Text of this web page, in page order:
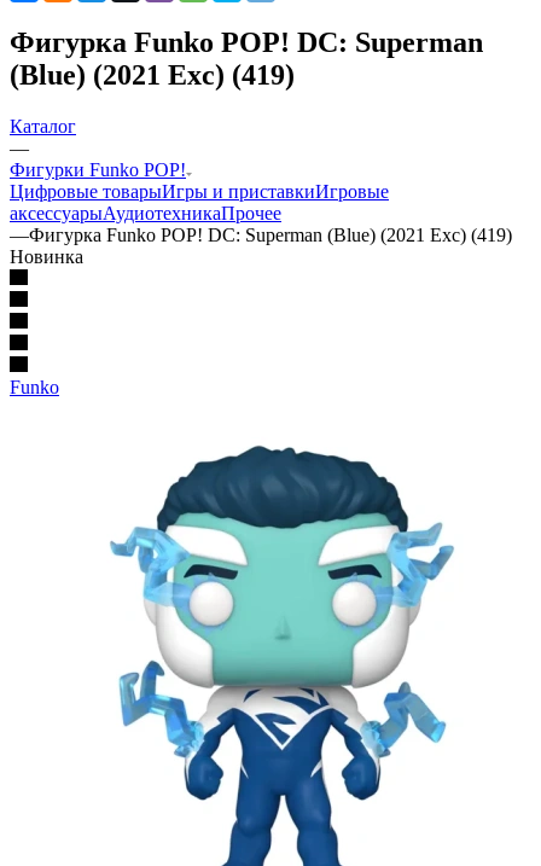
Фигурка Funko POP! DC: Superman
(Blue) (2021 Exc) (419)
Каталог
—
Фигурки Funko POP!
Цифровые товарыИгры и приставкиИгровые
аксессуарыАудиотехникаПрочее
—Фигурка Funko POP! DC: Superman (Blue) (2021 Exc) (419)
Новинка
Funko